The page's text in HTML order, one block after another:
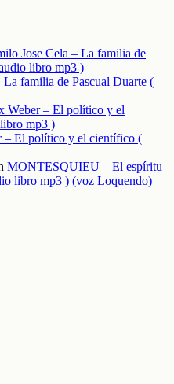
Jose Cela – La familia de
libro mp3 )
La familia de Pascual Duarte (
Weber – El político y el
mp3 )
– El político y el científico (
MONTESQUIEU – El espíritu
libro mp3 ) (voz Loquendo)